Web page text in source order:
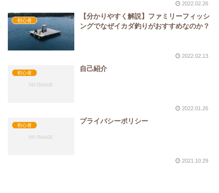
2022.02.26
初心者
【分かりやすく解説】ファミリーフィッシ
ングでなぜイカダ釣りがおすすめなのか？
2022.02.13
初心者
自己紹介
2022.01.26
初心者
プライバシーポリシー
2021.10.29